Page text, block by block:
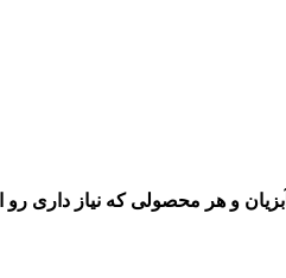
و هر محصولی که نیاز داری رو